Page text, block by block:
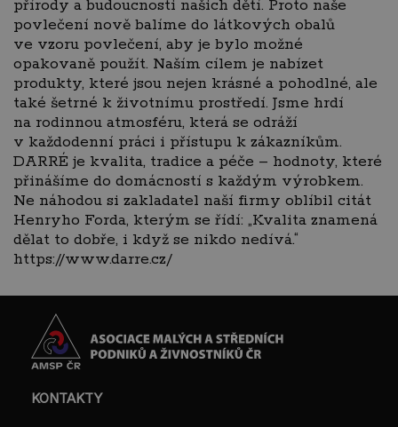
přírody a budoucnosti našich dětí. Proto naše
povlečení nově balíme do látkových obalů
ve vzoru povlečení, aby je bylo možné
opakovaně použít. Naším cílem je nabízet
produkty, které jsou nejen krásné a pohodlné, ale
také šetrné k životnímu prostředí. Jsme hrdí
na rodinnou atmosféru, která se odráží
v každodenní práci i přístupu k zákazníkům.
DARRÉ je kvalita, tradice a péče – hodnoty, které
přinášíme do domácností s každým výrobkem.
Ne náhodou si zakladatel naší firmy oblíbil citát
Henryho Forda, kterým se řídí: „Kvalita znamená
dělat to dobře, i když se nikdo nedívá.“
https://www.darre.cz/
KONTAKTY